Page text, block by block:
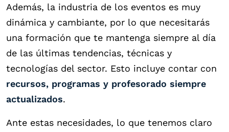
Además, la industria de los eventos es muy
dinámica y cambiante, por lo que necesitarás
una formación que te mantenga siempre al día
de las últimas tendencias, técnicas y
tecnologías del sector. Esto incluye contar con
recursos, programas y profesorado siempre
actualizados.
Ante estas necesidades, lo que tenemos claro